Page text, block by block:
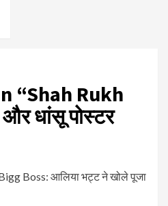
“Shah Rukh
धांसू पोस्टर
Boss: आलिया भट्ट ने खोले पूजा